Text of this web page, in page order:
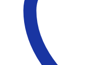
VeloBind
(51x297mm.)